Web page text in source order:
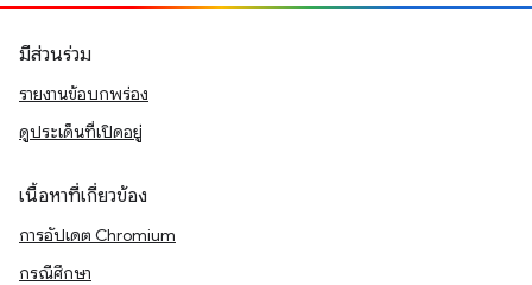
มีส่วนร่วม
รายงานข้อบกพร่อง
ดูประเด็นที่เปิดอยู่
เนื้อหาที่เกี่ยวข้อง
การอัปเดต Chromium
กรณีศึกษา